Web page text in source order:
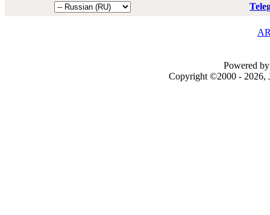
Powered
Copyright ©2000 - 2026,